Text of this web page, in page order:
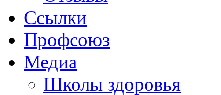
Ссылки
Профсоюз
Медиа
Школы здоровья